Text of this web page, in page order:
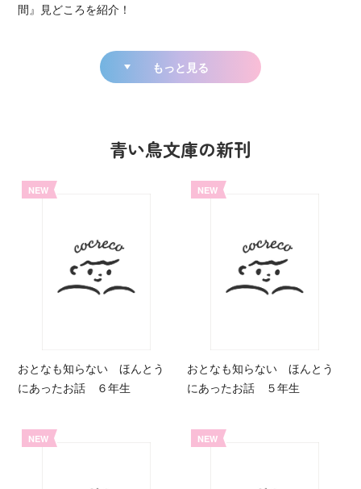
間』見どころを紹介！
もっと見る
青い鳥文庫の新刊
NEW
おとなも知らない ほんとう
にあったお話 ６年生
NEW
おとなも知らない ほんとう
にあったお話 ５年生
NEW NEW